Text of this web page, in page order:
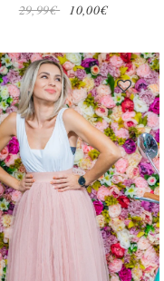
29,99€ 10,00€